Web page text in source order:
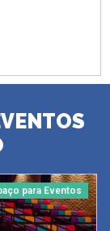
para Eventos